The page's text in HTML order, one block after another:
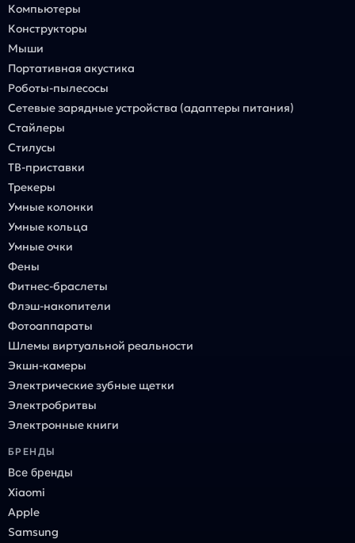
Компьютеры
Конструкторы
Мыши
Портативная акустика
Роботы-пылесосы
Сетевые зарядные устройства (адаптеры питания)
Стайлеры
Стилусы
ТВ-приставки
Трекеры
Умные колонки
Умные кольца
Умные очки
Фены
Фитнес-браслеты
Флэш-накопители
Фотоаппараты
Шлемы виртуальной реальности
Экшн-камеры
Электрические зубные щетки
Электробритвы
Электронные книги
БРЕНДЫ
Все бренды
Xiaomi
Apple
Samsung